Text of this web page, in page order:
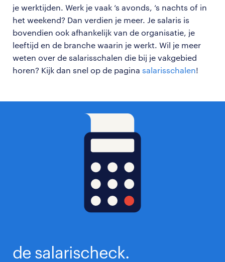
je werktijden. Werk je vaak ‘s avonds, ‘s nachts of in
het weekend? Dan verdien je meer. Je salaris is
bovendien ook afhankelijk van de organisatie, je
leeftijd en de branche waarin je werkt. Wil je meer
weten over de salarisschalen die bij je vakgebied
horen? Kijk dan snel op de pagina salarisschalen!
de salarischeck.